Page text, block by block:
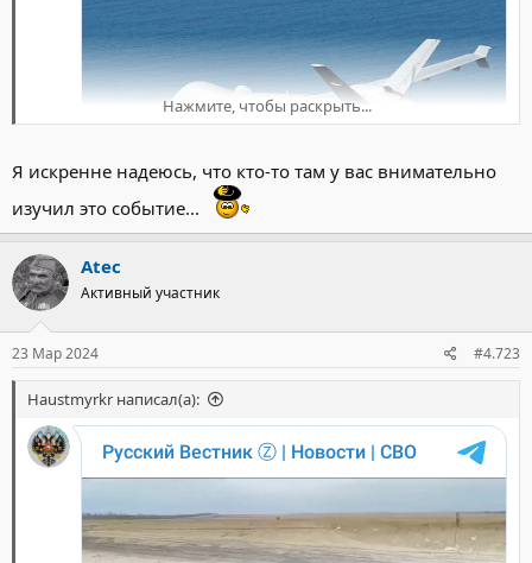
Нажмите, чтобы раскрыть...
Я искренне надеюсь, что кто-то там у вас внимательно
изучил это событие...
Atec
Активный участник
23 Мар 2024 #4.723
Haustmyrkr написал(а):